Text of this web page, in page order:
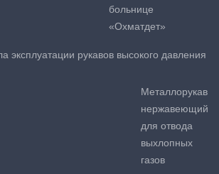
больнице
«Охматдет»
эксплуатации рукавов высокого давления
Металлорукав
нержавеющий
для отвода
выхлопных
газов